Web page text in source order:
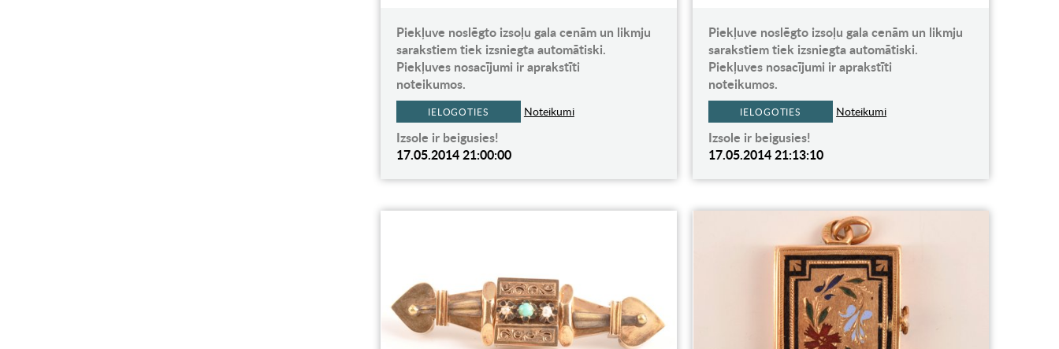
Piekļuve noslēgto izsoļu gala cenām un likmju
sarakstiem tiek izsniegta automātiski.
Piekļuves nosacījumi ir aprakstīti
noteikumos.
IELOGOTIES Noteikumi
Izsole ir beigusies!
17.05.2014 21:00:00
Piekļuve noslēgto izsoļu gala cenām un likmju
sarakstiem tiek izsniegta automātiski.
Piekļuves nosacījumi ir aprakstīti
noteikumos.
IELOGOTIES Noteikumi
Izsole ir beigusies!
17.05.2014 21:13:10